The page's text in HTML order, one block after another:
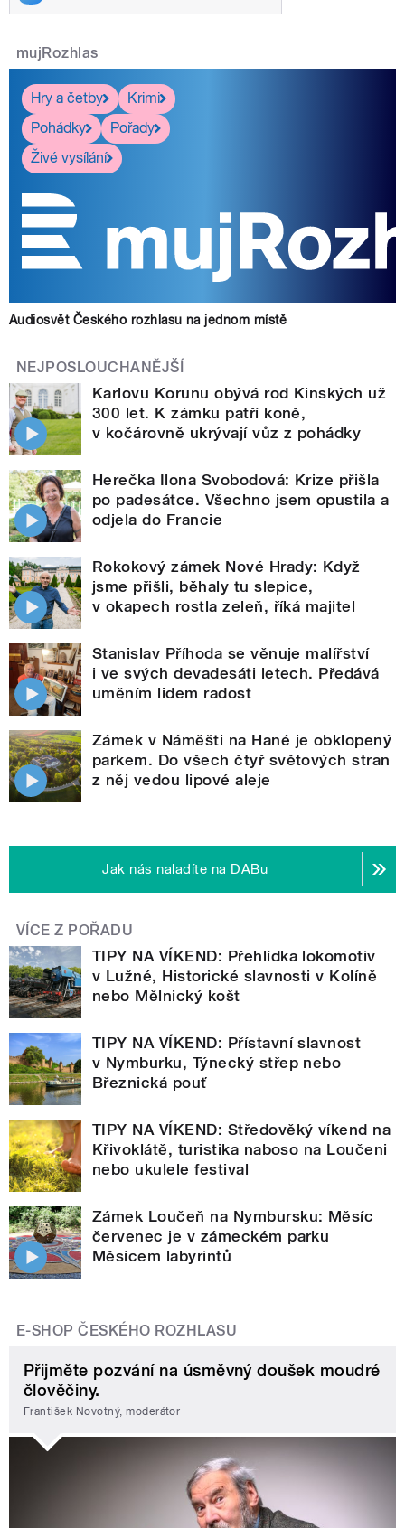
mujRozhlas
Hry a četby
Krimi
Pohádky
Pořady
Živé vysílání
Audiosvět Českého rozhlasu na jednom místě
NEJPOSLOUCHANĚJŠÍ
Karlovu Korunu obývá rod Kinských už
300 let. K zámku patří koně,
v kočárovně ukrývají vůz z pohádky
Herečka Ilona Svobodová: Krize přišla
po padesátce. Všechno jsem opustila a
odjela do Francie
Rokokový zámek Nové Hrady: Když
jsme přišli, běhaly tu slepice,
v okapech rostla zeleň, říká majitel
Stanislav Příhoda se věnuje malířství
i ve svých devadesáti letech. Předává
uměním lidem radost
Zámek v Náměšti na Hané je obklopený
parkem. Do všech čtyř světových stran
z něj vedou lipové aleje
Jak nás naladíte na DABu
VÍCE Z POŘADU
TIPY NA VÍKEND: Přehlídka lokomotiv
v Lužné, Historické slavnosti v Kolíně
nebo Mělnický košt
TIPY NA VÍKEND: Přístavní slavnost
v Nymburku, Týnecký střep nebo
Březnická pouť
TIPY NA VÍKEND: Středověký víkend na
Křivoklátě, turistika naboso na Loučeni
nebo ukulele festival
Zámek Loučeň na Nymbursku: Měsíc
červenec je v zámeckém parku
Měsícem labyrintů
E-SHOP ČESKÉHO ROZHLASU
Přijměte pozvání na úsměvný doušek moudré
člověčiny.
František Novotný, moderátor